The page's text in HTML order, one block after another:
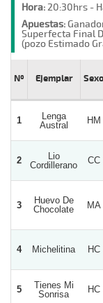
Hora:20:30hrs -
Apuestas:
Superfecta Final
(pozo Estimado
Nº Ejemplar Sexo
1
Lenga
Austral
HM
2
Lio
Cordillerano
CC
3
Huevo De
Chocolate
MA
4 Michelitina HC
5
Tienes Mi
Sonrisa
HC